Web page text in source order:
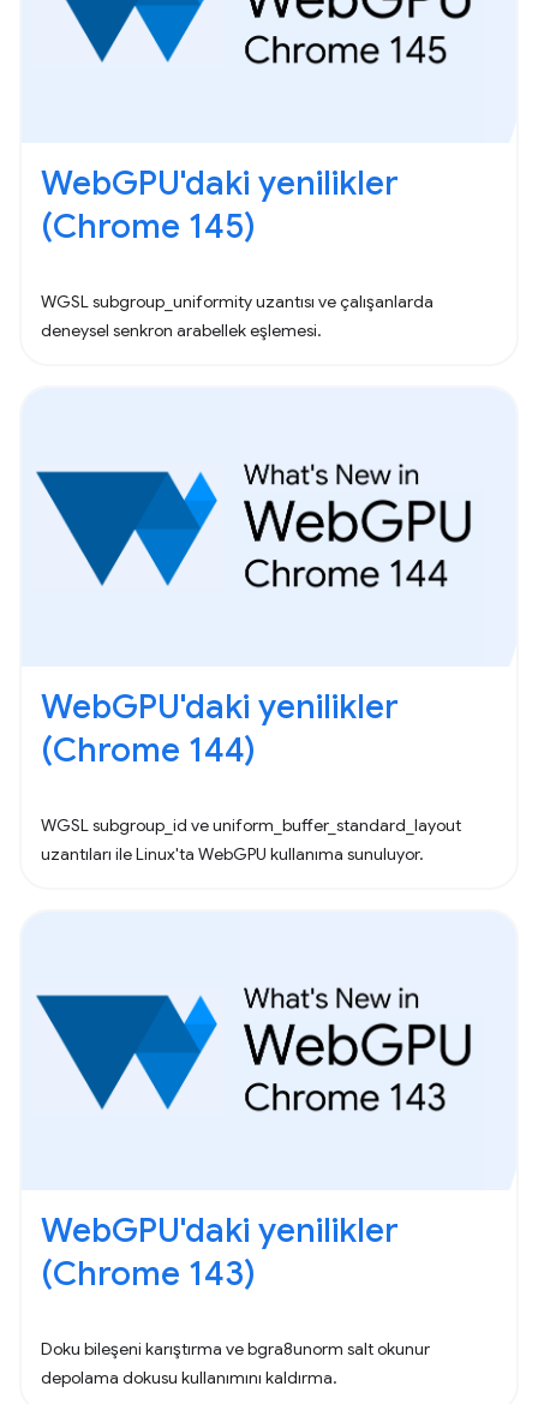
WebGPU'daki yenilikler
(Chrome 145)
WGSL subgroup_uniformity uzantısı ve çalışanlarda
deneysel senkron arabellek eşlemesi.
WebGPU'daki yenilikler
(Chrome 144)
WGSL subgroup_id ve uniform_buffer_standard_layout
uzantıları ile Linux'ta WebGPU kullanıma sunuluyor.
WebGPU'daki yenilikler
(Chrome 143)
Doku bileşeni karıştırma ve bgra8unorm salt okunur
depolama dokusu kullanımını kaldırma.